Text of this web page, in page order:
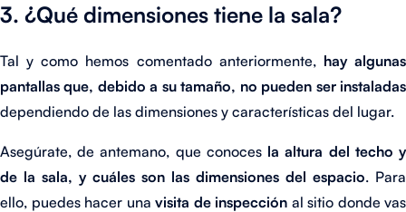
3. ¿Qué dimensiones tiene la sala?
Tal y como hemos comentado anteriormente, hay algunas
pantallas que, debido a su tamaño, no pueden ser instaladas
dependiendo de las dimensiones y características del lugar.
Asegúrate, de antemano, que conoces la altura del techo y
de la sala, y cuáles son las dimensiones del espacio. Para
ello, puedes hacer una visita de inspección al sitio donde vas